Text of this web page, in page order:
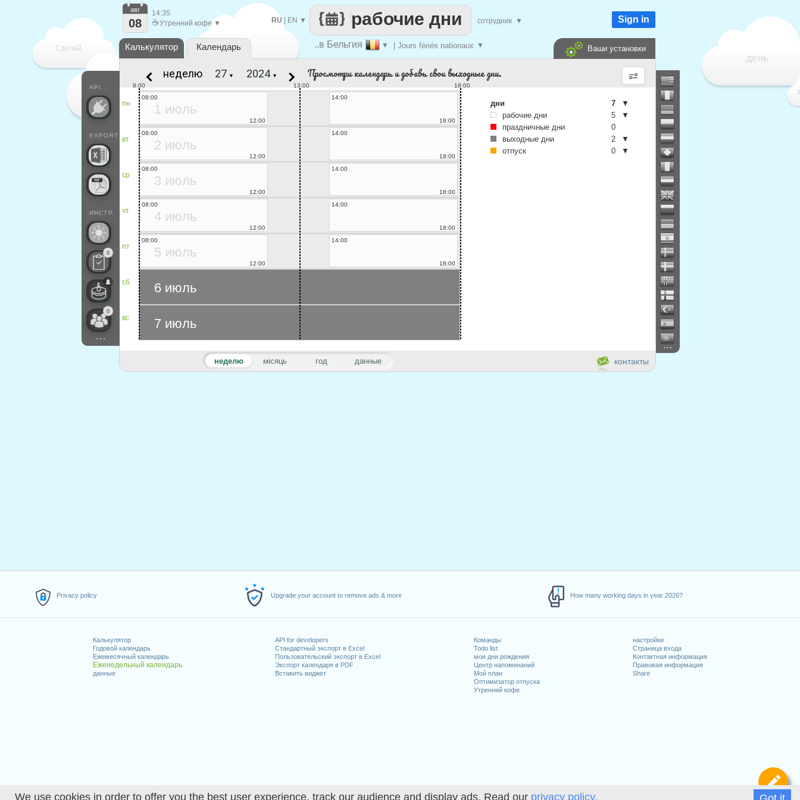
We use cookies in order to offer you the best user experience, track our audience and display ads. Read our privacy policy.
Privacy policy Upgrade your account to remove ads & more How many working days in year 2026?
Калькулятор
Годовой календарь
Ежемесячный календарь
Еженедельный календарь
данные
API for developers
Стандартный экспорт в Excel
Пользовательский экспорт в Excel
Экспорт календаря в PDF
Вставить виджет
Команды
Todo list
мои дни рождения
Центр напоминаний
Мой план
Оптимизатор отпуска
Утренний кофе
настройки
Страница входа
Контактная информация
Правовая информация
Share
Сделай
каждый
день
..в Бельгия ▼ | Jours fériés nationaux ▼
рабочие дни
RU| EN ▼ сотрудник ▼
API
EXPORT
ИНСТР.
0
0
...
авг
08
14:35
☕Утренний кофе ▼ Sign in
Калькулятор Календарь Ваши установки
...
контакты
неделю місяць год данные
неделю ▼ ▼ Просмотри календарь и добавь свои выходные дни.
пн
вт
ср
чт
пт
сб
вс
13:00
8:00 18:00
1 июль
08:00
12:00
14:00
18:00
2 июль
08:00
12:00
14:00
18:00
3 июль
08:00
12:00
14:00
18:00
4 июль
08:00
12:00
14:00
18:00
5 июль
08:00
12:00
14:00
18:00
6 июль
7 июль
дни 7
▼
рабочие дни
5
▼
праздничные дни
0
выходные дни
2
▼
отпуск
0 ▼